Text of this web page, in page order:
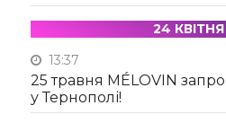
24 КВІТНЯ
13:37
25 травня MÉLOVIN
у Тернополі!